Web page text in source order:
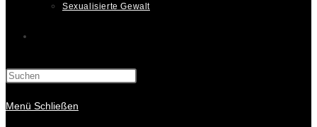
Sexualisierte Gewalt
Suche
Menü Schließen